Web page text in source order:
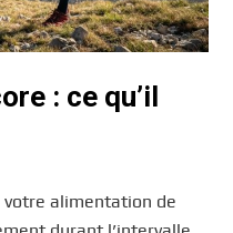
: ce qu’il
votre alimentation de